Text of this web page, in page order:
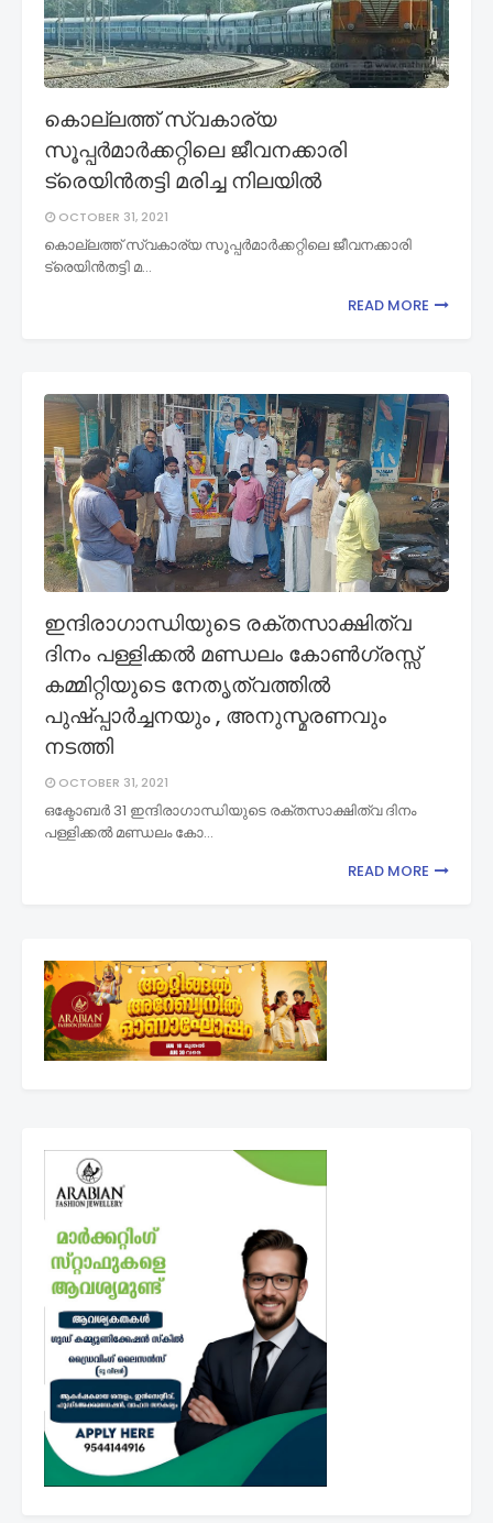
കൊല്ലത്ത് സ്വകാര്യ
സൂപ്പര്‍മാര്‍ക്കറ്റിലെ ജീവനക്കാരി
ട്രെയിൻതട്ടി മരിച്ച നിലയിൽ
OCTOBER 31, 2021
കൊല്ലത്ത് സ്വകാര്യ സൂപ്പര്‍മാര്‍ക്കറ്റിലെ ജീവനക്കാരി
ട്രെയിൻതട്ടി മ…
READ MORE
ഇന്ദിരാഗാന്ധിയുടെ രക്തസാക്ഷിത്വ
ദിനം പള്ളിക്കൽ മണ്ഡലം കോൺഗ്രസ്സ്
കമ്മിറ്റിയുടെ നേതൃത്വത്തിൽ
പുഷ്പ്പാർച്ചനയും , അനുസ്മരണവും
നടത്തി
OCTOBER 31, 2021
ഒക്ടോബർ 31 ഇന്ദിരാഗാന്ധിയുടെ രക്തസാക്ഷിത്വ ദിനം
പള്ളിക്കൽ മണ്ഡലം കോ…
READ MORE